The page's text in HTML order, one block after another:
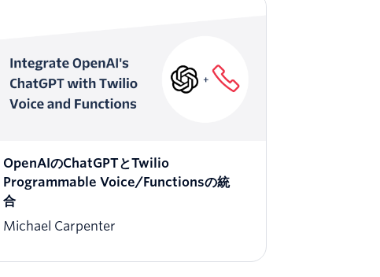
OpenAIのChatGPTとTwilio
Programmable Voice/Functionsの統
合
Michael Carpenter